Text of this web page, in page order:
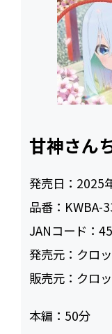
甘神さん
発売日： 2025
品番： KWBA-
JANコード：
発売元： クロ
販売元： クロ
本編： 50